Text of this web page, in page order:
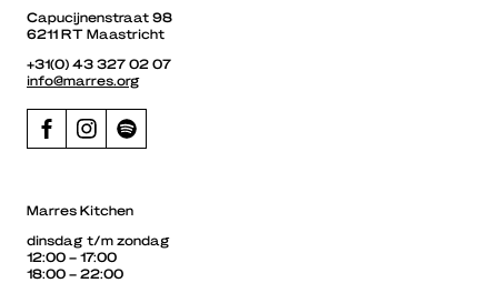
Capucijnenstraat 98
6211 RT Maastricht
+31(0) 43 327 02 07
info@marres.org
Marres Kitchen
dinsdag t/m zondag
12:00 – 17:00
18:00 – 22:00